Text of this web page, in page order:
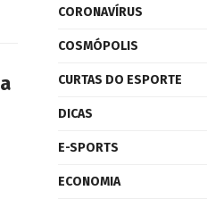
CORONAVÍRUS
COSMÓPOLIS
CURTAS DO ESPORTE
DICAS
E-SPORTS
ECONOMIA